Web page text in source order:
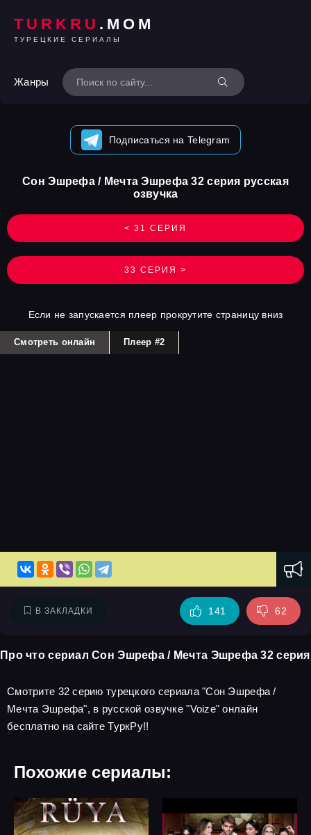
TURKRU .MOM
ТУРЕЦКИЕ СЕРИАЛЫ
Жанры
Подписаться на Telegram
< 31 СЕРИЯ
Сон Эшрефа / Мечта Эшрефа 32 серия русская
озвучка
33 СЕРИЯ >
Если не запускается плеер прокрутите страницу вниз
Смотреть онлайн Плеер #2
В ЗАКЛАДКИ 141 62
Про что сериал Сон Эшрефа / Мечта Эшрефа 32 серия
Смотрите 32 серию турецкого сериала "Сон Эшрефа /
Мечта Эшрефа", в русской озвучке "Voize" онлайн
бесплатно на сайте ТуркРу!!
Похожие сериалы: